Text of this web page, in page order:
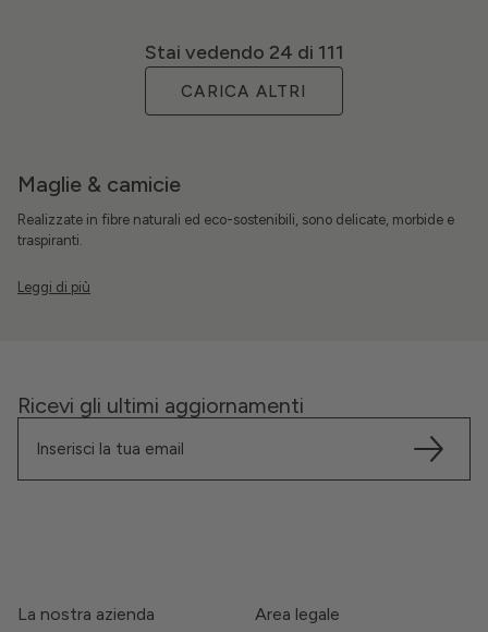
Stai vedendo 24 di 111
CARICA ALTRI
Maglie & camicie
Realizzate in fibre naturali ed eco-sostenibili, sono delicate, morbide e
traspiranti.
Ricevi gli ultimi aggiornamenti
La nostra azienda Area legale